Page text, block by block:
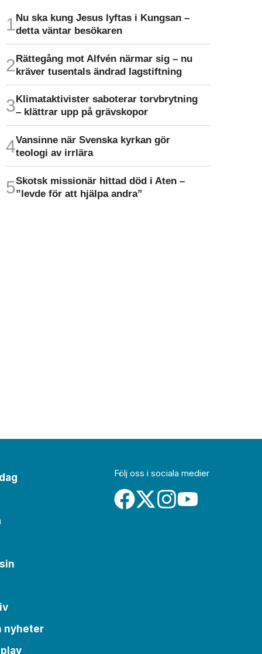
Nu ska kung Jesus lyftas i Kungsan –
detta väntar besökaren
Rättegång mot Alfvén närmar sig – nu
kräver tusentals ändrad lagstiftning
Klimat­aktivister saboterar torv­brytning
– klättrar upp på gräv­skopor
Vansinne när Svenska kyrkan gör
teologi av irrlära
Skotsk missionär hittad död i Aten –
”levde för att hjälpa andra”
nyheter
Följ oss i sociala medier